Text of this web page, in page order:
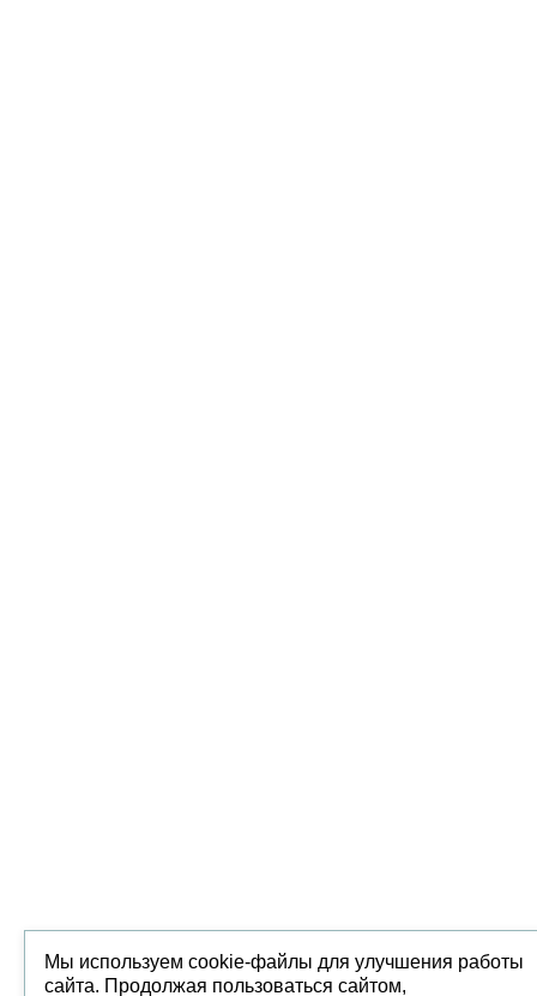
Мы используем cookie-файлы для улучшения работы
сайта. Продолжая пользоваться сайтом,